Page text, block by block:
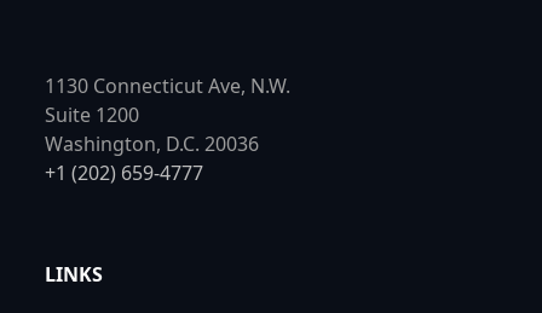
1130 Connecticut Ave, N.W.
Suite 1200
Washington, D.C. 20036
+1 (202) 659-4777
LINKS